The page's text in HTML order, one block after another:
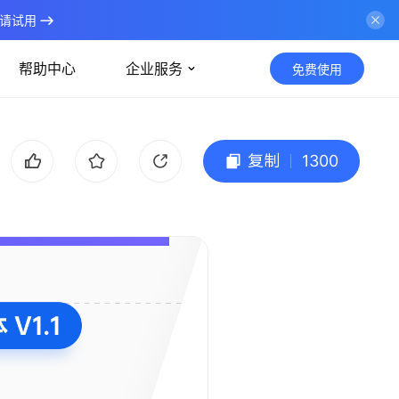
试用
帮助中心 企业服务 免费使用
复制 1300